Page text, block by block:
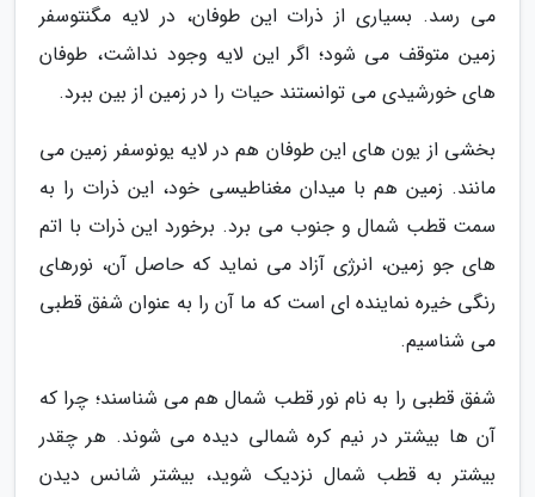
می رسد. بسیاری از ذرات این طوفان، در لایه مگنتوسفر
زمین متوقف می شود؛ اگر این لایه وجود نداشت، طوفان
های خورشیدی می توانستند حیات را در زمین از بین ببرد.
بخشی از یون های این طوفان هم در لایه یونوسفر زمین می
مانند. زمین هم با میدان مغناطیسی خود، این ذرات را به
سمت قطب شمال و جنوب می برد. برخورد این ذرات با اتم
های جو زمین، انرژی آزاد می نماید که حاصل آن، نورهای
رنگی خیره نماینده ای است که ما آن را به عنوان شفق قطبی
می شناسیم.
شفق قطبی را به نام نور قطب شمال هم می شناسند؛ چرا که
آن ها بیشتر در نیم کره شمالی دیده می شوند. هر چقدر
بیشتر به قطب شمال نزدیک شوید، بیشتر شانس دیدن